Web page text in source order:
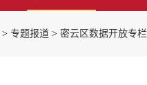
> 专题报道 > 密云区数据开放专栏